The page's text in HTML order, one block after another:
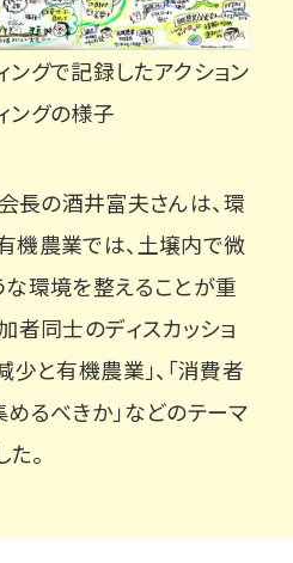
ングで記録したアクション
ングの様子
長の酒井富夫さんは、環
機農業では、土壌内で微
環境を整えることが重
者同士のディスカッショ
少と有機農業」、「消費者
るべきか」などのテーマ
。